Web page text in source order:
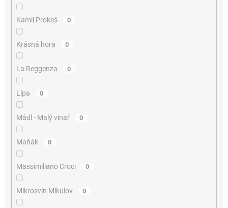
Kamil Prokeš 0
Krásná hora 0
La Reggenza 0
Lípa 0
Mádl - Malý vinař 0
Maňák 0
Massimiliano Croci 0
Mikrosvín Mikulov 0